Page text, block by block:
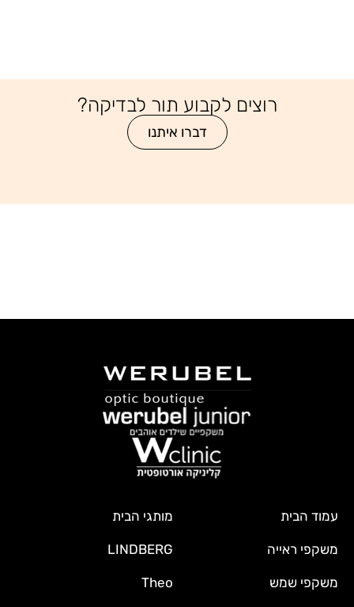
רוצים לקבוע תור לבדיקה?
דברו איתנו
עמוד הבית
משקפי ראייה
משקפי שמש
מותגי הבית
LINDBERG
Theo